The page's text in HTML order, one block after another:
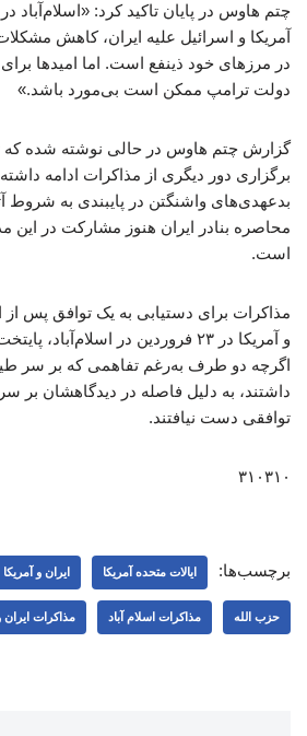
چتم هاوس در پایان تاکید کرد: «اسلام‌آباد
آمریکا و اسرائیل علیه ایران، کاهش
در مرزهای خود ذینفع است. اما امیدها برای
دولت ترامپ ممکن است بی‌مورد باشد.»
گزارش چتم هاوس در حالی نوشته شده که
برگزاری دور دیگری از مذاکرات ادامه داشته
بدعهدی‌های واشنگتن در پایبندی به شروط
محاصره بنادر ایران هنوز مشارکت در این
است.
مذاکرات برای دستیابی به یک توافق پس از
و آمریکا در ۲۳ فروردین در
اگرچه دو طرف به‌رغم تفاهمی که بر سر
توافقی دست نیافتند.
۳۱۰۳۱۰
برچسب‌ها: ایالات متحده آمریکا ایران و آمریکا
حزب الله مذاکرات اسلام آباد مذاکرات ایران